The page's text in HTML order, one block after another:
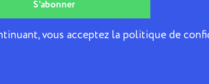
vous acceptez la politique de